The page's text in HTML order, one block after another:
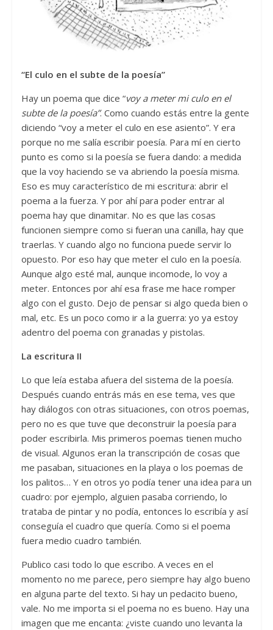
“El culo en el subte de la poesía”
Hay un poema que dice “voy a meter mi culo en el
subte de la poesía”. Como cuando estás entre la gente
diciendo “voy a meter el culo en ese asiento”. Y era
porque no me salía escribir poesía. Para mí en cierto
punto es como si la poesía se fuera dando: a medida
que la voy haciendo se va abriendo la poesía misma.
Eso es muy característico de mi escritura: abrir el
poema a la fuerza. Y por ahí para poder entrar al
poema hay que dinamitar. No es que las cosas
funcionen siempre como si fueran una canilla, hay que
traerlas. Y cuando algo no funciona puede servir lo
opuesto. Por eso hay que meter el culo en la poesía.
Aunque algo esté mal, aunque incomode, lo voy a
meter. Entonces por ahí esa frase me hace romper
algo con el gusto. Dejo de pensar si algo queda bien o
mal, etc. Es un poco como ir a la guerra: yo ya estoy
adentro del poema con granadas y pistolas.
La escritura II
Lo que leía estaba afuera del sistema de la poesía.
Después cuando entrás más en ese tema, ves que
hay diálogos con otras situaciones, con otros poemas,
pero no es que tuve que deconstruir la poesía para
poder escribirla. Mis primeros poemas tienen mucho
de visual. Algunos eran la transcripción de cosas que
me pasaban, situaciones en la playa o los poemas de
los palitos… Y en otros yo podía tener una idea para un
cuadro: por ejemplo, alguien pasaba corriendo, lo
trataba de pintar y no podía, entonces lo escribía y así
conseguía el cuadro que quería. Como si el poema
fuera medio cuadro también.
Publico casi todo lo que escribo. A veces en el
momento no me parece, pero siempre hay algo bueno
en alguna parte del texto. Si hay un pedacito bueno,
vale. No me importa si el poema no es bueno. Hay una
imagen que me encanta: ¿viste cuando uno levanta la